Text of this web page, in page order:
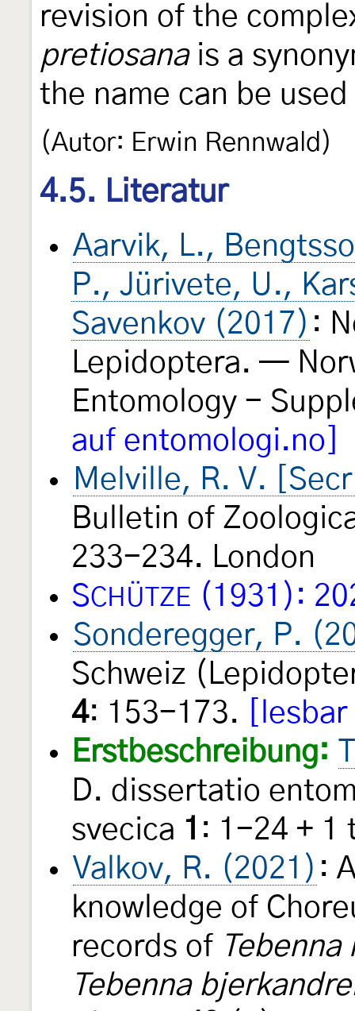
revision of the
pretiosanais a
the name can be
(Autor: Erwin Rennwald)
4.5. Literatur
Aarvik, L.,
P., Jürivete, U.,
Savenkov (2017) :
Lepidoptera. —
Entomology -
auf entomologi.no]
Melville, R. V.
Bulletin of
233-234. London
SCHÜTZE (1931):
Sonderegger, P.
Schweiz
4: 153-173.
Erstbeschreibung:
D. dissertatio
svecica 1 : 1-24 + 1
Valkov, R. (2021) :
knowledge of
records of Tebenna
Tebenna